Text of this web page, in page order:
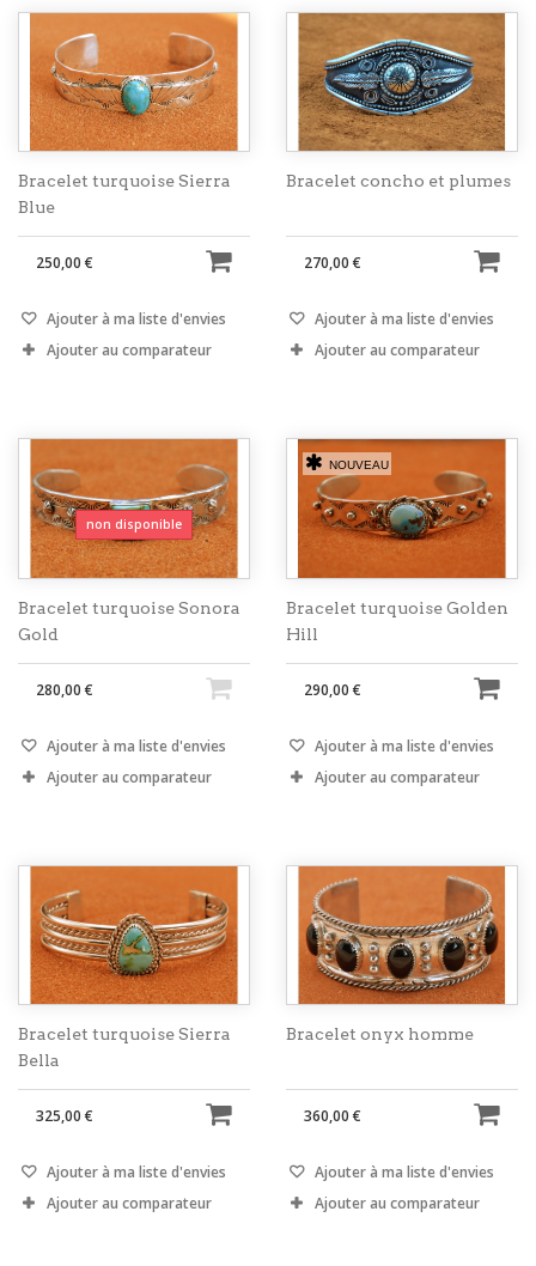
Bracelet turquoise Sierra
Blue
250,00 €
Ajouter à ma liste d'envies
Ajouter au comparateur
Bracelet concho et plumes
270,00 €
Ajouter à ma liste d'envies
Ajouter au comparateur
non disponible
Bracelet turquoise Sonora
Gold
280,00 €
Ajouter à ma liste d'envies
Ajouter au comparateur
NOUVEAU
Bracelet turquoise Golden
Hill
290,00 €
Ajouter à ma liste d'envies
Ajouter au comparateur
Bracelet turquoise Sierra
Bella
325,00 €
Ajouter à ma liste d'envies
Ajouter au comparateur
Bracelet onyx homme
360,00 €
Ajouter à ma liste d'envies
Ajouter au comparateur